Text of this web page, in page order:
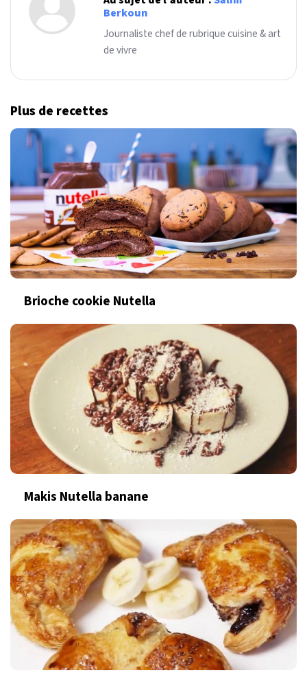
Berkoun
Journaliste chef de rubrique cuisine & art
de vivre
Plus de recettes
Brioche cookie Nutella
Makis Nutella banane